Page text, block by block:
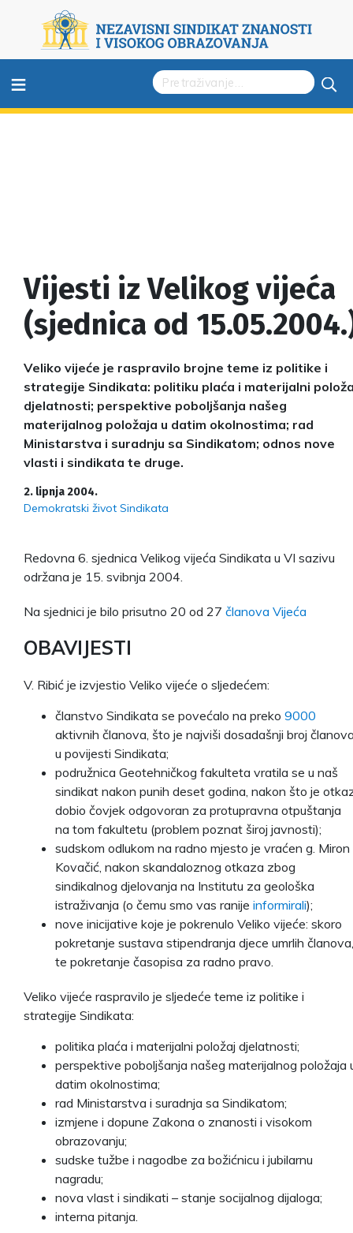
≡
Vijesti iz Velikog vijeća
(sjednica od
Veliko vijeće je raspravilo brojne teme iz politike i
strategije Sindikata: politiku plaća i materijalni
djelatnosti; perspektive poboljšanja našeg
materijalnog položaja u datim okolnostima; rad
Ministarstva i suradnju sa Sindikatom; odnos nove
vlasti i sindikata te druge.
2. lipnja 2004.
Demokratski život Sindikata
Redovna 6. sjednica Velikog vijeća Sindikata u VI sazivu
održana je 15. svibnja 2004.
Na sjednici je bilo prisutno 20 od 27 članova Vijeća
OBAVIJESTI
V. Ribić je izvjestio Veliko vijeće o sljedećem:
članstvo Sindikata se povećalo na preko 9000
aktivnih članova, što je najviši dosadašnji broj
u povijesti Sindikata;
podružnica Geotehničkog fakulteta vratila se u naš
sindikat nakon punih deset godina, nakon što je
dobio čovjek odgovoran za protupravna otpuštanja
na tom fakultetu (problem poznat široj javnosti);
sudskom odlukom na radno mjesto je vraćen g. Miron
Kovačić, nakon skandaloznog otkaza zbog
sindikalnog djelovanja na Institutu za geološka
istraživanja (o čemu smo vas ranije informirali);
nove inicijative koje je pokrenulo Veliko vijeće: skoro
pokretanje sustava stipendranja djece umrlih članova,
te pokretanje časopisa za radno pravo.
Veliko vijeće raspravilo je sljedeće teme iz politike i
strategije Sindikata:
politika plaća i materijalni položaj djelatnosti;
perspektive poboljšanja našeg materijalnog položaja
datim okolnostima;
rad Ministarstva i suradnja sa Sindikatom;
izmjene i dopune Zakona o znanosti i visokom
obrazovanju;
sudske tužbe i nagodbe za božićnicu i jubilarnu
nagradu;
nova vlast i sindikati – stanje socijalnog dijaloga;
interna pitanja.